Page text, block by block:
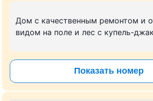
Дом с качественным ремонтом и
видом на поле и лес с купель-
Показать номер